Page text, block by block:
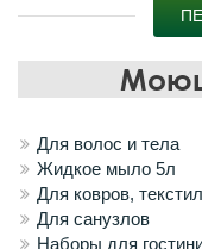
Для волос и тела
Жидкое мыло 5л
Для ковров,
Для санузлов
Наборы для